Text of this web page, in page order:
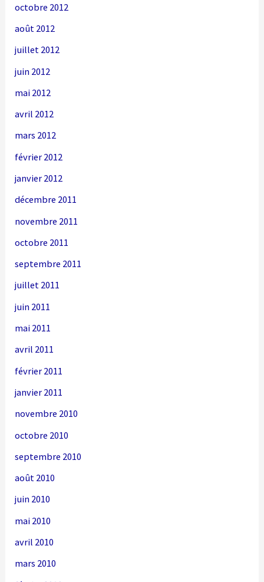
octobre 2012
août 2012
juillet 2012
juin 2012
mai 2012
avril 2012
mars 2012
février 2012
janvier 2012
décembre 2011
novembre 2011
octobre 2011
septembre 2011
juillet 2011
juin 2011
mai 2011
avril 2011
février 2011
janvier 2011
novembre 2010
octobre 2010
septembre 2010
août 2010
juin 2010
mai 2010
avril 2010
mars 2010